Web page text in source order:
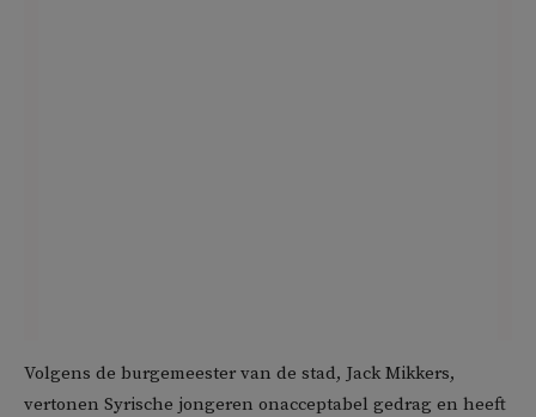
Volgens de burgemeester van de stad, Jack Mikkers,
vertonen Syrische jongeren onacceptabel gedrag en heeft